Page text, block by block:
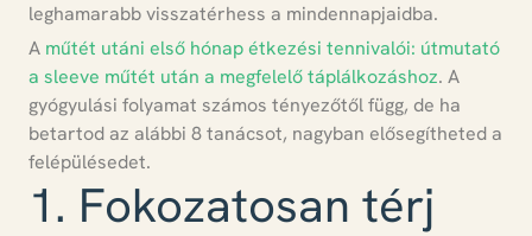
leghamarabb visszatérhess a mindennapjaidba.
A műtét utáni első hónap étkezési tennivalói: útmutató
a sleeve műtét után a megfelelő táplálkozáshoz. A
gyógyulási folyamat számos tényezőtől függ, de ha
betartod az alábbi 8 tanácsot, nagyban elősegítheted a
felépülésedet.
1. Fokozatosan térj